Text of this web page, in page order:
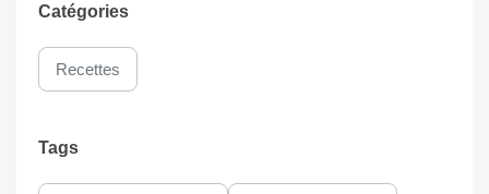
Catégories
Recettes
Tags